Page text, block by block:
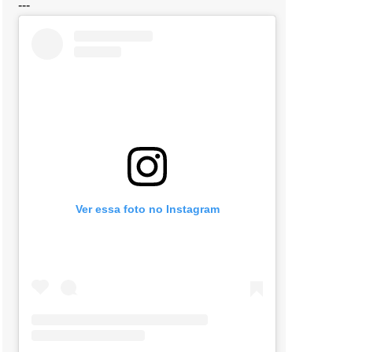
---
Ver essa foto no Instagram